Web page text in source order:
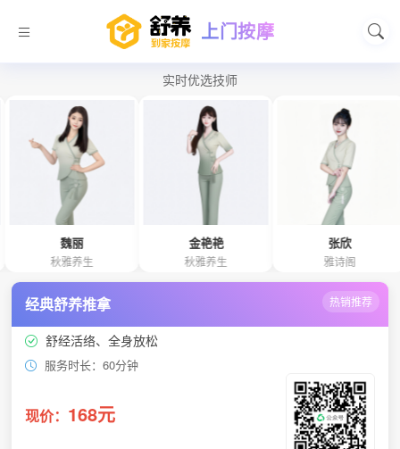
上门按摩
实时优选技师
秋雅养生 秋雅养生
经典舒养推拿 热销推荐
舒经活络、全身放松
服务时长：60分钟
现价： 168元